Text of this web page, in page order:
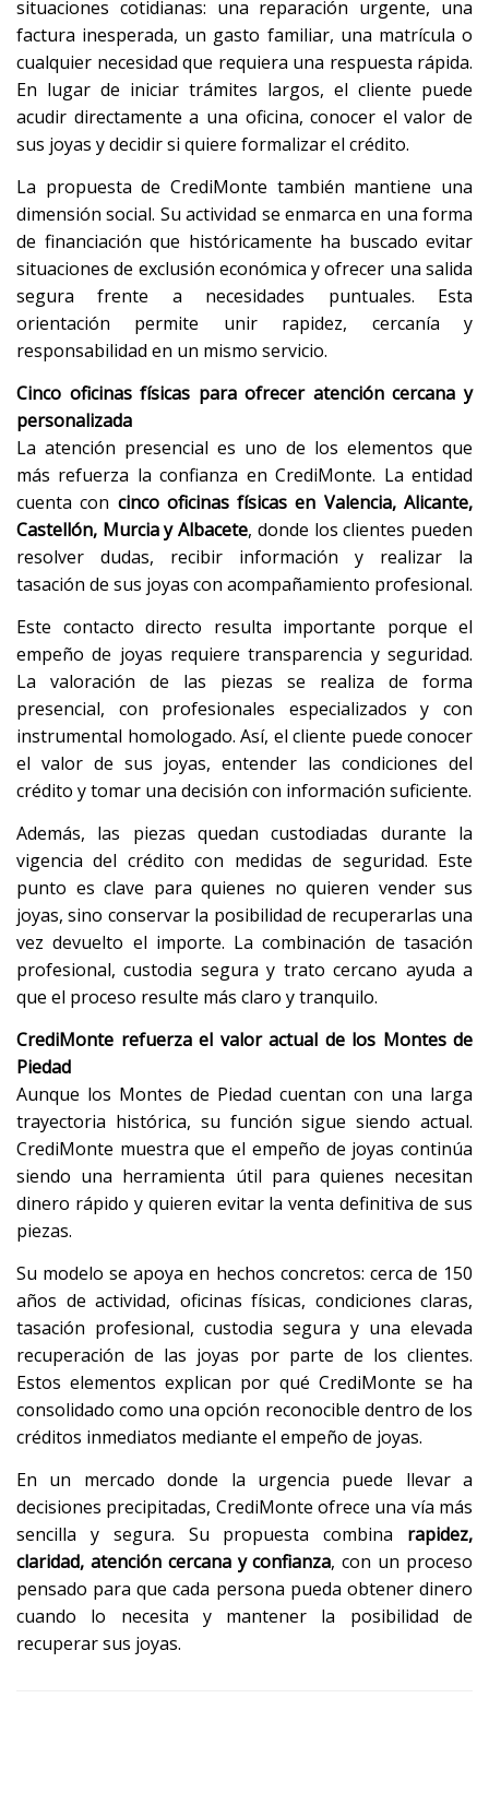
situaciones cotidianas: una reparación urgente, una
factura inesperada, un gasto familiar, una matrícula o
cualquier necesidad que requiera una respuesta rápida.
En lugar de iniciar trámites largos, el cliente puede
acudir directamente a una oficina, conocer el valor de
sus joyas y decidir si quiere formalizar el crédito.
La propuesta de CrediMonte también mantiene una
dimensión social. Su actividad se enmarca en una forma
de financiación que históricamente ha buscado evitar
situaciones de exclusión económica y ofrecer una salida
segura frente a necesidades puntuales. Esta
orientación permite unir rapidez, cercanía y
responsabilidad en un mismo servicio.
Cinco oficinas físicas para ofrecer atención cercana y
personalizada
La atención presencial es uno de los elementos que
más refuerza la confianza en CrediMonte. La entidad
cuenta con cinco oficinas físicas en Valencia, Alicante,
Castellón, Murcia y Albacete, donde los clientes pueden
resolver dudas, recibir información y realizar la
tasación de sus joyas con acompañamiento profesional.
Este contacto directo resulta importante porque el
empeño de joyas requiere transparencia y seguridad.
La valoración de las piezas se realiza de forma
presencial, con profesionales especializados y con
instrumental homologado. Así, el cliente puede conocer
el valor de sus joyas, entender las condiciones del
crédito y tomar una decisión con información suficiente.
Además, las piezas quedan custodiadas durante la
vigencia del crédito con medidas de seguridad. Este
punto es clave para quienes no quieren vender sus
joyas, sino conservar la posibilidad de recuperarlas una
vez devuelto el importe. La combinación de tasación
profesional, custodia segura y trato cercano ayuda a
que el proceso resulte más claro y tranquilo.
CrediMonte refuerza el valor actual de los Montes de
Piedad
Aunque los Montes de Piedad cuentan con una larga
trayectoria histórica, su función sigue siendo actual.
CrediMonte muestra que el empeño de joyas continúa
siendo una herramienta útil para quienes necesitan
dinero rápido y quieren evitar la venta definitiva de sus
piezas.
Su modelo se apoya en hechos concretos: cerca de 150
años de actividad, oficinas físicas, condiciones claras,
tasación profesional, custodia segura y una elevada
recuperación de las joyas por parte de los clientes.
Estos elementos explican por qué CrediMonte se ha
consolidado como una opción reconocible dentro de los
créditos inmediatos mediante el empeño de joyas.
En un mercado donde la urgencia puede llevar a
decisiones precipitadas, CrediMonte ofrece una vía más
sencilla y segura. Su propuesta combina rapidez,
claridad, atención cercana y confianza, con un proceso
pensado para que cada persona pueda obtener dinero
cuando lo necesita y mantener la posibilidad de
recuperar sus joyas.